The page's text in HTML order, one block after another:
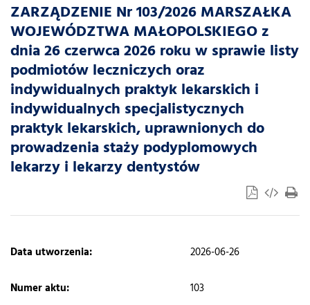
ZARZĄDZENIE Nr 103/2026 MARSZAŁKA
WOJEWÓDZTWA MAŁOPOLSKIEGO z
dnia 26 czerwca 2026 roku w sprawie listy
podmiotów leczniczych oraz
indywidualnych praktyk lekarskich i
indywidualnych specjalistycznych
praktyk lekarskich, uprawnionych do
prowadzenia staży podyplomowych
lekarzy i lekarzy dentystów
​Data utworzenia: 2026-06-26
Numer aktu: 103